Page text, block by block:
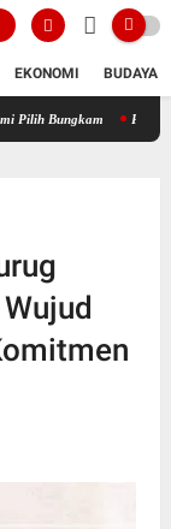
EKONOMI BUDAYA
Kepala Sekolah dan